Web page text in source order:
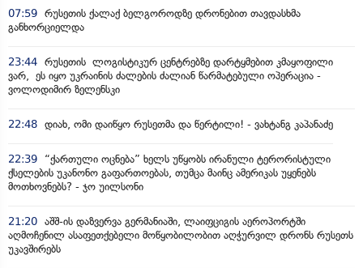
07:59 რუსეთის ქალაქ ბელგოროდზე დრონებით თავდასხმა
განხორციელდა
23:44 რუსეთის ლოგისტიკურ ცენტრებზე დარტყმებით კმაყოფილი
ვარ, ეს იყო უკრაინის ძალების ძალიან წარმატებული ოპერაცია -
ვოლოდიმირ ზელენსკი
22:48 დიახ, ომი დაიწყო რუსეთმა და წერტილი! - ვახტანგ კაპანაძე
22:39
“ქართული ოცნება” ხელს უწყობს ირანული ტერორისტული
ქსელების უკანონო გაფართოებას, თუმცა მაინც ამერიკას უყენებს
მოთხოვნებს? - ჯო უილსონი
21:20 აშშ-ის დაზვერვა გერმანიაში, ლაიფციგის აეროპორტში
აღმოჩენილ ასაფეთქებელი მოწყობილობით აღჭურვილ დრონს რუსეთს
უკავშირებს